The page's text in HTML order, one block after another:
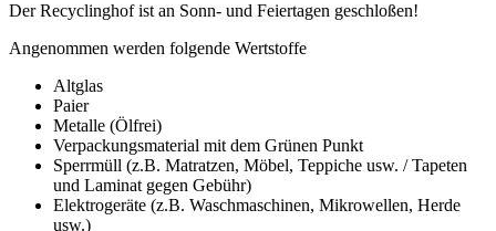
Der Recyclinghof ist an Sonn- und Feiertagen geschloßen!
Angenommen werden folgende Wertstoffe
Altglas
Paier
Metalle (Ölfrei)
Verpackungsmaterial mit dem Grünen Punkt
Sperrmüll (z.B. Matratzen, Möbel, Teppiche usw. / Tapeten
und Laminat gegen Gebühr)
Elektrogeräte (z.B. Waschmaschinen, Mikrowellen, Herde
usw.)